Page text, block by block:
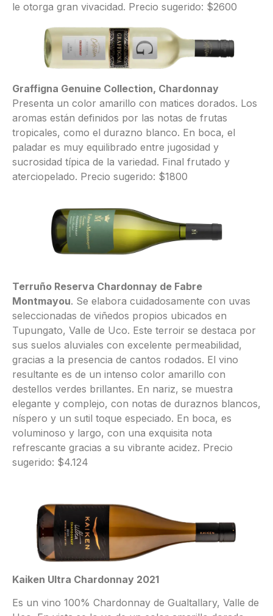
le otorga gran vivacidad. Precio sugerido: $2600
Graffigna Genuine Collection, Chardonnay
Presenta un color amarillo con matices dorados. Los
aromas están definidos por las notas de frutas
tropicales, como el durazno blanco. En boca, el
paladar es muy equilibrado entre jugosidad y
sucrosidad típica de la variedad. Final frutado y
aterciopelado. Precio sugerido: $1800
Terruño Reserva Chardonnay de Fabre
Montmayou. Se elabora cuidadosamente con uvas
seleccionadas de viñedos propios ubicados en
Tupungato, Valle de Uco. Este terroir se destaca por
sus suelos aluviales con excelente permeabilidad,
gracias a la presencia de cantos rodados. El vino
resultante es de un intenso color amarillo con
destellos verdes brillantes. En nariz, se muestra
elegante y complejo, con notas de duraznos blancos,
níspero y un sutil toque especiado. En boca, es
voluminoso y largo, con una exquisita nota
refrescante gracias a su vibrante acidez. Precio
sugerido: $4.124
Kaiken Ultra Chardonnay 2021
Es un vino 100% Chardonnay de Gualtallary, Valle de